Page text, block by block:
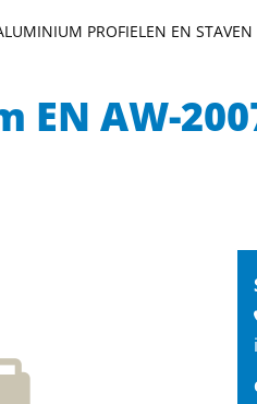
PROFIELEN EN STAVEN
EN AW-